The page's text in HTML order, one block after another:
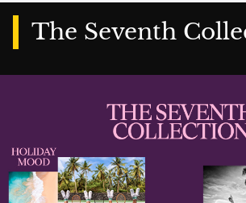
The Seventh